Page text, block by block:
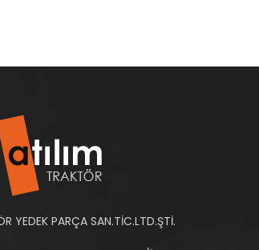
YEDEK PARÇA SAN.TİC.LTD.ŞTİ.